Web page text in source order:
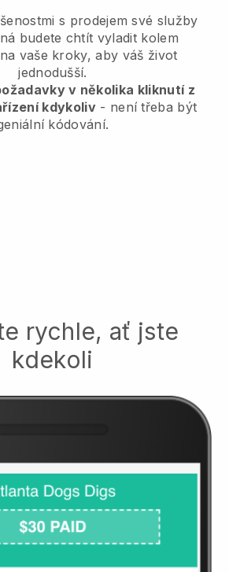
s prodejem své služby
budete chtít vyladit kolem
vaše kroky, aby váš život
jednodušší.
v několika kliknutí z
kdykoliv- není třeba být
kódování.
rychle, ať jste
kdekoli